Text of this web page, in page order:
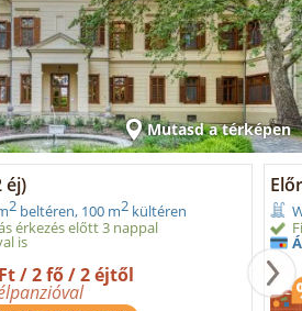
Mutasd a térképen
éj)
2 beltéren, 100 m2 kültéren
érkezés előtt 3 nappal
is
/ 2 fő / 2 éjtől